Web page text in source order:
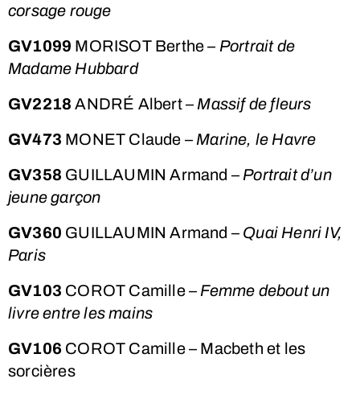
corsage rouge
GV1099 MORISOT Berthe– Portrait de
Madame Hubbard
GV2218 ANDRÉ Albert – Massif de fleurs
GV473 MONET Claude – Marine, le Havre
GV358 GUILLAUMIN Armand – Portrait d’un
jeune garçon
GV360 GUILLAUMIN Armand – Quai Henri IV,
Paris
GV103 COROT Camille – Femme debout un
livre entre les mains
GV106 COROT Camille – Macbeth et les
sorcières